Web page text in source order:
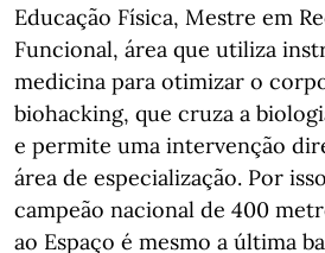
Educação Física, Mestre em
Funcional, área que utiliza
medicina para otimizar o
biohacking, que cruza a
e permite uma intervenção
área de especialização. Por
campeão nacional de 400
ao Espaço é mesmo a última